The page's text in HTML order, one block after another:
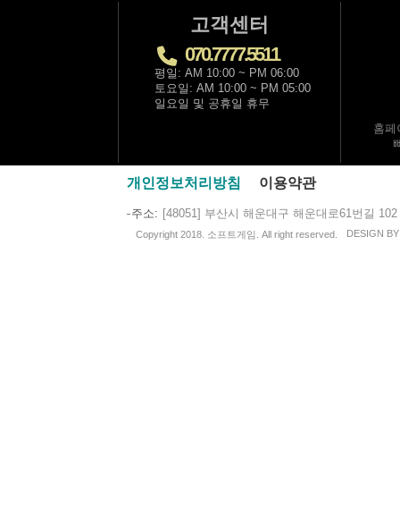
고객센터
070.7777.5511
평일: AM 10:00 ~ PM 06:00
토요일: AM 10:00 ~ PM 05:00
일요일 및 공휴일 휴무
홈페
개인정보처리방침 이용약관
주소 [48051] 부산시 해운대구 해운대로61번길 102
Copyright 2018. 소프트게임. All right reserved. DESIGN